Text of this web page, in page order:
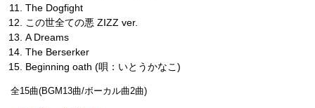
The Dogfight
この世全ての悪 ZIZZ ver.
A Dreams
The Berserker
Beginning oath (唄：いとうかなこ)
全15曲(BGM13曲/ボーカル曲2曲)